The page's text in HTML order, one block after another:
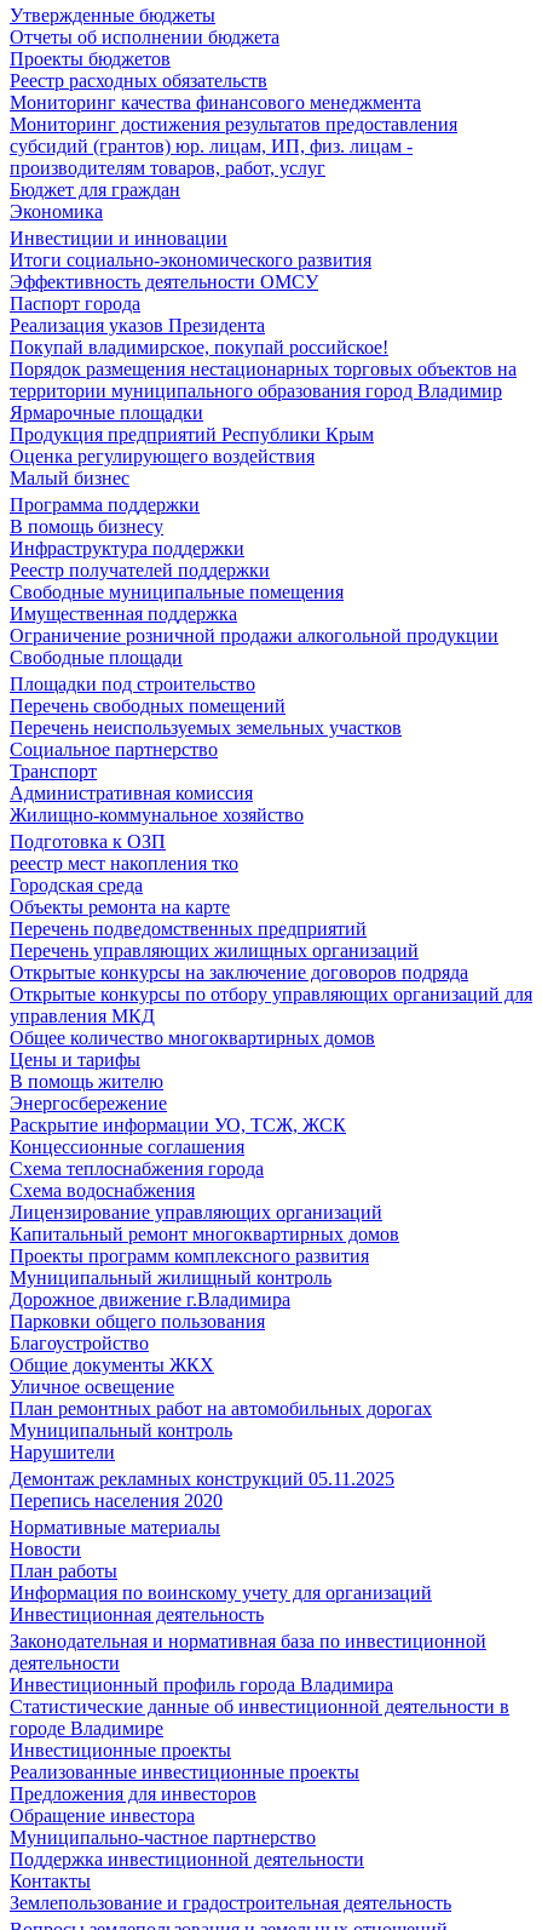
Утвержденные бюджеты
Отчеты об исполнении бюджета
Проекты бюджетов
Реестр расходных обязательств
Мониторинг качества финансового менеджмента
Мониторинг достижения результатов предоставления
субсидий (грантов) юр. лицам, ИП, физ. лицам -
производителям товаров, работ, услуг
Бюджет для граждан
Экономика
Инвестиции и инновации
Итоги социально-экономического развития
Эффективность деятельности ОМСУ
Паспорт города
Реализация указов Президента
Покупай владимирское, покупай российское!
Порядок размещения нестационарных торговых объектов на
территории муниципального образования город Владимир
Ярмарочные площадки
Продукция предприятий Республики Крым
Оценка регулирующего воздействия
Малый бизнес
Программа поддержки
В помощь бизнесу
Инфраструктура поддержки
Реестр получателей поддержки
Свободные муниципальные помещения
Имущественная поддержка
Ограничение розничной продажи алкогольной продукции
Свободные площади
Площадки под строительство
Перечень свободных помещений
Перечень неиспользуемых земельных участков
Социальное партнерство
Транспорт
Административная комиссия
Жилищно-коммунальное хозяйство
Подготовка к ОЗП
реестр мест накопления тко
Городская среда
Объекты ремонта на карте
Перечень подведомственных предприятий
Перечень управляющих жилищных организаций
Открытые конкурсы на заключение договоров подряда
Открытые конкурсы по отбору управляющих организаций для
управления МКД
Общее количество многоквартирных домов
Цены и тарифы
В помощь жителю
Энергосбережение
Раскрытие информации УО, ТСЖ, ЖСК
Концессионные соглашения
Схема теплоснабжения города
Схема водоснабжения
Лицензирование управляющих организаций
Капитальный ремонт многоквартирных домов
Проекты программ комплексного развития
Муниципальный жилищный контроль
Дорожное движение г.Владимира
Парковки общего пользования
Благоустройство
Общие документы ЖКХ
Уличное освещение
План ремонтных работ на автомобильных дорогах
Муниципальный контроль
Нарушители
Демонтаж рекламных конструкций 05.11.2025
Перепись населения 2020
Нормативные материалы
Новости
План работы
Информация по воинскому учету для организаций
Инвестиционная деятельность
Законодательная и нормативная база по инвестиционной
деятельности
Инвестиционный профиль города Владимира
Статистические данные об инвестиционной деятельности в
городе Владимире
Инвестиционные проекты
Реализованные инвестиционные проекты
Предложения для инвесторов
Обращение инвестора
Муниципально-частное партнерство
Поддержка инвестиционной деятельности
Контакты
Землепользование и градостроительная деятельность